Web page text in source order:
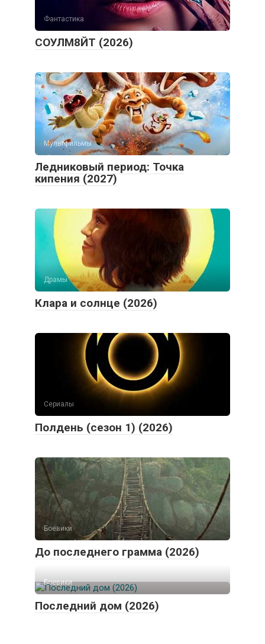
Фантастика
СОУЛМ8ЙТ (2026)
Мультфильмы
Ледниковый период: Точка
кипения (2027)
Драмы
Клара и солнце (2026)
Сериалы
Полдень (сезон 1) (2026)
Боевики
До последнего грамма (2026)
Боевики
Последний дом (2026)